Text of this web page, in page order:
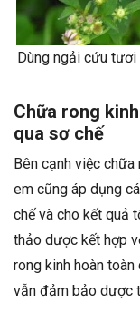
Dùng ngải cứu
Chữa rong
qua sơ chế
Bên cạnh việc
em cũng áp dụng
chế và cho kết quả
thảo dược kết hợp
rong kinh hoàn
vẫn đảm bảo dược